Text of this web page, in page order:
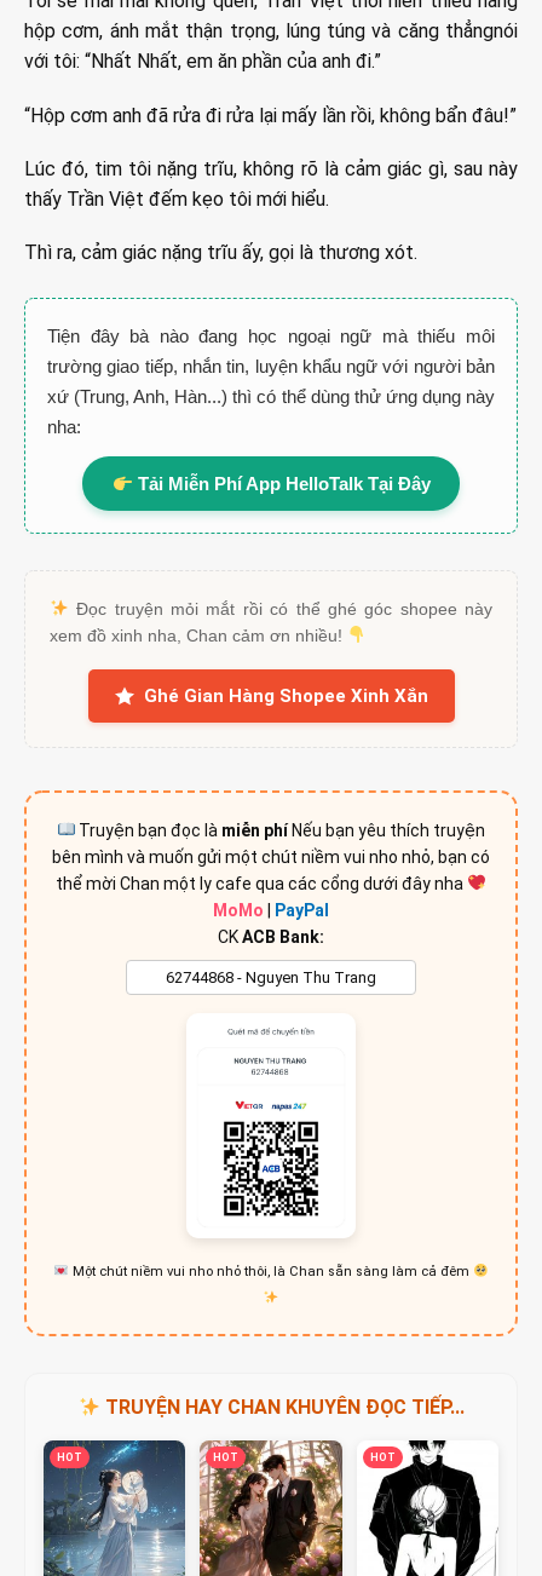
hộp cơm, ánh mắt thận trọng, lúng túng và căng thẳngnói
với tôi: “Nhất Nhất, em ăn phần của anh đi.”
“Hộp cơm anh đã rửa đi rửa lại mấy lần rồi, không bẩn đâu!”
Lúc đó, tim tôi nặng trĩu, không rõ là cảm giác gì, sau này
thấy Trần Việt đếm kẹo tôi mới hiểu.
Thì ra, cảm giác nặng trĩu ấy, gọi là thương xót.
Tiện đây bà nào đang học ngoại ngữ mà thiếu môi
trường giao tiếp, nhắn tin, luyện khẩu ngữ với người bản
xứ (Trung, Anh, Hàn...) thì có thể dùng thử ứng dụng này
nha:
Tải Miễn Phí App HelloTalk Tại Đây
Đọc truyện mỏi mắt rồi có thể ghé góc shopee này
xem đồ xinh nha, Chan cảm ơn nhiều!
Ghé Gian Hàng Shopee Xinh Xắn
Truyện bạn đọc là miễn phíNếu bạn yêu thích truyện
bên mình và muốn gửi một chút niềm vui nho nhỏ, bạn có
thể mời Chan một ly cafe qua các cổng dưới đây nha
MoMo
PayPal
CKACB Bank:
Một chút niềm vui nho nhỏ thôi, là Chan sẵn sàng làm cả đêm
TRUYỆN HAY CHAN KHUYÊN ĐỌC TIẾP...
HOT HOT HOT